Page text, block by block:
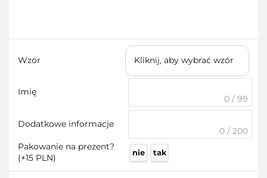
Wzór Kliknij, aby wybrać wzór
Imię
0 / 99
Dodatkowe informacje
0 / 200
Pakowanie na prezent?
(+15 PLN)
nie tak